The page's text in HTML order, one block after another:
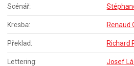
Scénář:
Kresba: Renaud
Překlad: Richard
Lettering: Josef